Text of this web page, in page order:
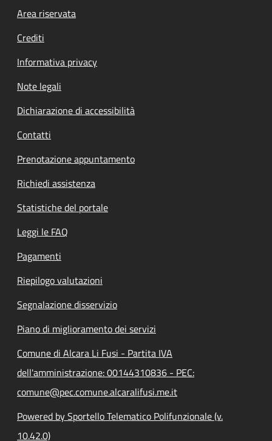
Footer menu
Area riservata
Crediti
Informativa privacy
Note legali
Dichiarazione di accessibilità
Contatti
Prenotazione appuntamento
Richiedi assistenza
Statistiche del portale
Leggi le FAQ
Pagamenti
Riepilogo valutazioni
Segnalazione disservizio
Piano di miglioramento dei servizi
Comune di Alcara Li Fusi - Partita IVA
dell'amministrazione: 00144310836 - PEC:
comune@pec.comune.alcaralifusi.me.it
Powered by Sportello Telematico Polifunzionale (v.
10.42.0)